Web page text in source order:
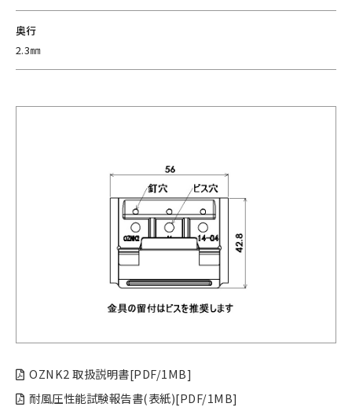
奥行
2.3㎜
OZNK2 取扱説明書[PDF/1MB]
耐風圧性能試験報告書(表紙)[PDF/1MB]